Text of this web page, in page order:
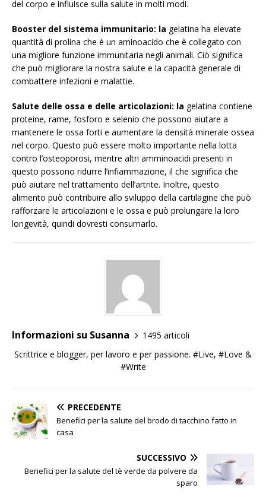
del corpo e influisce sulla salute in molti modi.
Booster del sistema immunitario: la gelatina ha elevate
quantità di prolina che è un aminoacido che è collegato con
una migliore funzione immunitaria negli animali. Ciò significa
che può migliorare la nostra salute e la capacità generale di
combattere infezioni e malattie.
Salute delle ossa e delle articolazioni: la gelatina contiene
proteine, rame, fosforo e selenio che possono aiutare a
mantenere le ossa forti e aumentare la densità minerale ossea
nel corpo. Questo può essere molto importante nella lotta
contro l’osteoporosi, mentre altri amminoacidi presenti in
questo possono ridurre l’infiammazione, il che significa che
può aiutare nel trattamento dell’artrite. Inoltre, questo
alimento può contribuire allo sviluppo della cartilagine che può
rafforzare le articolazioni e le ossa e può prolungare la loro
longevità, quindi dovresti consumarlo.
Informazioni su Susanna
1495 articoli
Scrittrice e blogger, per lavoro e per passione. #Live, #Love &
#Write
PRECEDENTE
Benefici per la salute del brodo di tacchino fatto in
casa
SUCCESSIVO
Benefici per la salute del tè verde da polvere da
sparo